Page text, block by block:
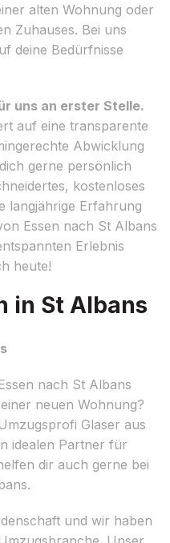
alten Wohnung oder
Zuhauses. Bei uns
deine Bedürfnisse
uns an erster Stelle.
auf eine transparente
Abwicklung
gerne persönlich
kostenloses
langjährige Erfahrung
Essen nach St Albans
Erlebnis
heute!
in St Albans
nach St Albans
neuen Wohnung?
Glaser aus
idealen Partner für
dir auch gerne bei
und wir haben